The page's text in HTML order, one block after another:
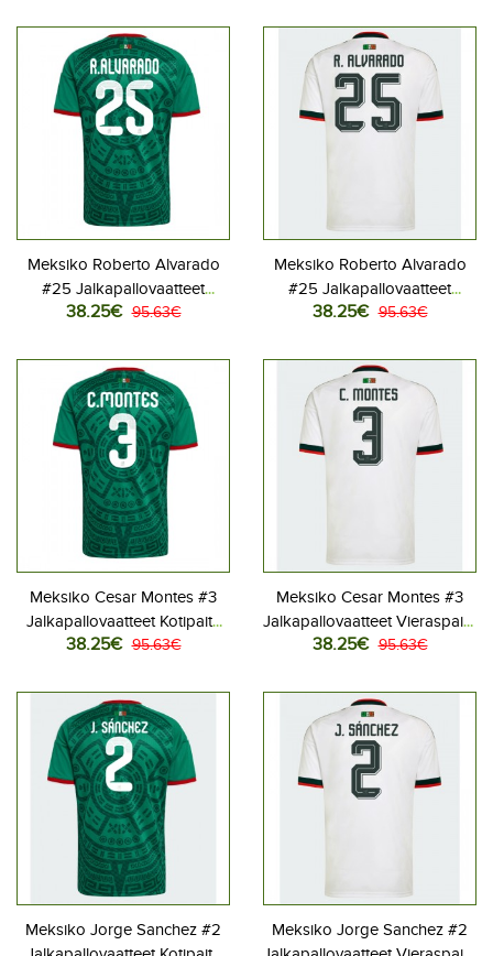
Meksiko Roberto Alvarado
#25 Jalkapallovaatteet
Kotipaita MM-kisat 2026
38.25€ 95.63€
Meksiko Roberto Alvarado
#25 Jalkapallovaatteet
Vieraspaita MM-kisat 2026
38.25€ 95.63€
Meksiko Cesar Montes #3
Jalkapallovaatteet Kotipaita
MM-kisat 2026 Lyhythihainen
38.25€ 95.63€
Meksiko Cesar Montes #3
Jalkapallovaatteet Vieraspaita
MM-kisat 2026 Lyhythihainen
38.25€ 95.63€
Meksiko Jorge Sanchez #2
Meksiko Jorge Sanchez #2